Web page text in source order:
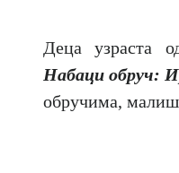
Деца узраста
Набаци обруч:
обручима,